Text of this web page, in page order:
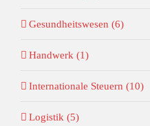
Gesundheitswesen (6)
Handwerk (1)
Internationale Steuern (10)
Logistik (5)